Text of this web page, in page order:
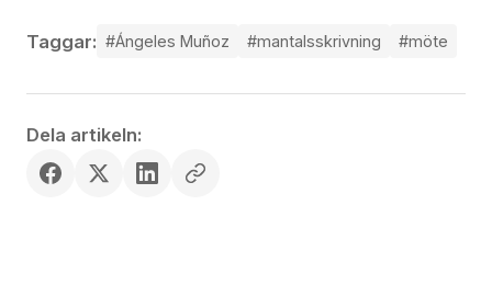
Taggar: #Ángeles Muñoz #mantalsskrivning #möte
Dela artikeln: